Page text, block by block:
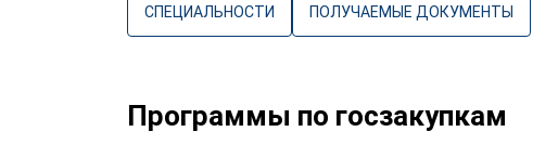
СПЕЦИАЛЬНОСТИ ПОЛУЧАЕМЫЕ ДОКУМЕНТЫ
Программы по госзакупкам